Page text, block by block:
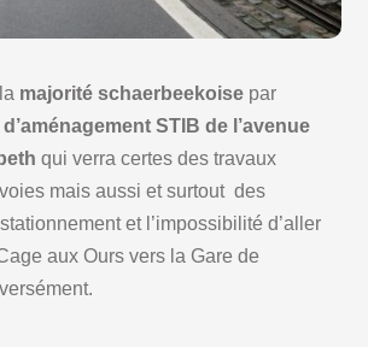
majorité schaerbeekoise par
STIB de l’avenue
qui verra certes des travaux
mais aussi et surtout des
et l’impossibilité d’aller
aux Ours vers la Gare de